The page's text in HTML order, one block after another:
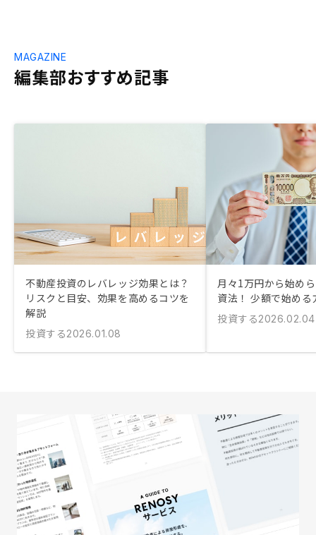
編集部おすすめ記事
MAGAZINE
不動産投資のレバレッジ効果とは？
リスクと目安、効果を高めるコツを
解説
投資する2026.01.08
月々1万円から始め
資法！ 少額で始め
投資する2026.02.04